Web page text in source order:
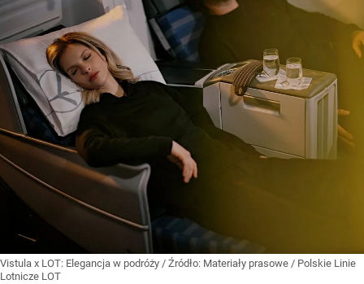
Vistula x LOT: Elegancja w podróży / Źródło: Materiały prasowe / Polskie Linie
Lotnicze LOT